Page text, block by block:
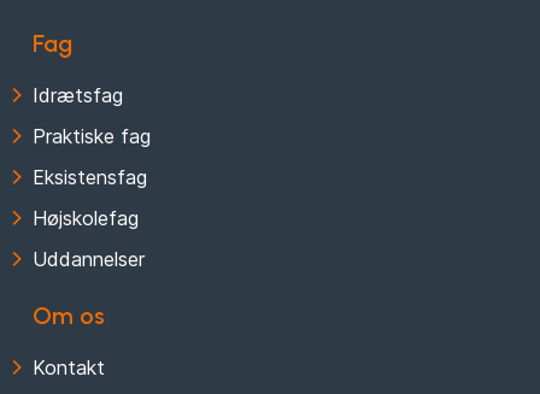
Fag
Idrætsfag
Praktiske fag
Eksistensfag
Højskolefag
Uddannelser
Om os
Kontakt